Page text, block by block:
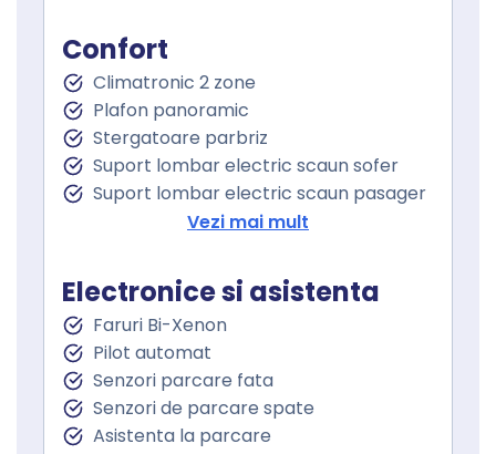
Confort
Climatronic 2 zone
Plafon panoramic
Stergatoare parbriz
Suport lombar electric scaun sofer
Suport lombar electric scaun pasager
Volan cu comenzi
Senzor ploaie
Geamuri fata electrice
Geamuri spate electrice
Vezi mai mult
Electronice si asistenta
Faruri Bi-Xenon
Pilot automat
Senzori parcare fata
Senzori de parcare spate
Asistenta la parcare